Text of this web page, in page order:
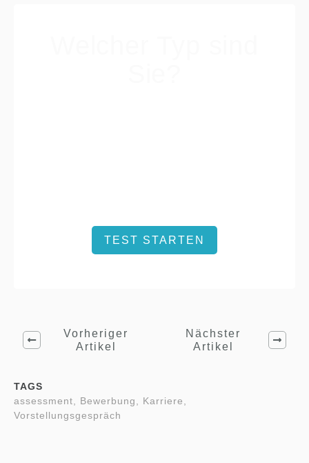
TEST STARTEN
Vorheriger
Artikel
Nächster
Artikel
TAGS
assessment, Bewerbung, Karriere,
Vorstellungsgespräch